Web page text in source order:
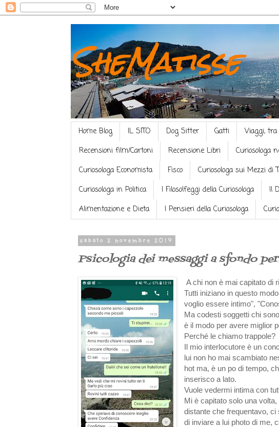
SheMatisse
Home Blog IL SITO Dog Sitter Gatti Viaggi,
Recensioni film/Cartoni
Recensione Libri Curiosologa
Curiosologa Economista
Fisco Curiosologa sui Mezzi di
Curiosologa in Politica
I Filosolfeggi della Curiosologa Il
Alimentazione e Dieta
I Pensieri della Curiosologa
sabato 2 novembre 2019
Psicologia dei messaggi a sfondo
A chi non è mai capitato di
Tutti iniziano in questo
voglio essere intimo",
Ma codesti soggetti chi
è il modo per avere miglior
Perché le chiamo trappole?
Il mio interlocutore è un
lui non ho mai scambiato
hot ma, è un po di tempo,
inserisco a lato.
Vuole vedermi intima con
Mi è capitato solo una
distante che frequentavo,
di inviare a lui photo di me,